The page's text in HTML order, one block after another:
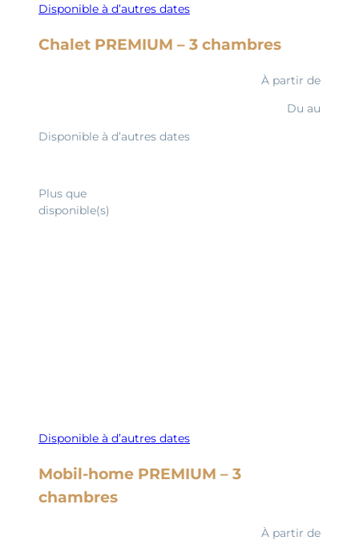
Disponible à d’autres dates
Chalet PREMIUM – 3 chambres
À partir de
Du au
Disponible à d’autres dates
Plus que
disponible(s)
Disponible à d’autres dates
Mobil-home PREMIUM – 3
chambres
À partir de